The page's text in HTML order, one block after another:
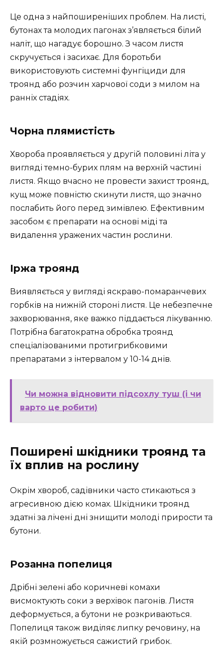
Це одна з найпоширеніших проблем. На листі,
бутонах та молодих пагонах з’являється білий
наліт, що нагадує борошно. З часом листя
скручується і засихає. Для боротьби
використовують системні фунгіциди для
троянд або розчин харчової соди з милом на
ранніх стадіях.
Чорна плямистість
Хвороба проявляється у другій половині літа у
вигляді темно-бурих плям на верхній частині
листя. Якщо вчасно не провести захист троянд,
кущ може повністю скинути листя, що значно
послабить його перед зимівлею. Ефективним
засобом є препарати на основі міді та
видалення уражених частин рослини.
Іржа троянд
Виявляється у вигляді яскраво-помаранчевих
горбків на нижній стороні листя. Це небезпечне
захворювання, яке важко піддається лікуванню.
Потрібна багатократна обробка троянд
спеціалізованими протигрибковими
препаратами з інтервалом у 10-14 днів.
Чи можна відновити підсохлу туш (і чи
варто це робити)
Поширені шкідники троянд та
їх вплив на рослину
Окрім хвороб, садівники часто стикаються з
агресивною дією комах. Шкідники троянд
здатні за лічені дні знищити молоді прирости та
бутони.
Розанна попелиця
Дрібні зелені або коричневі комахи
висмоктують соки з верхівок пагонів. Листя
деформується, а бутони не розкриваються.
Попелиця також виділяє липку речовину, на
якій розмножується сажистий грибок.